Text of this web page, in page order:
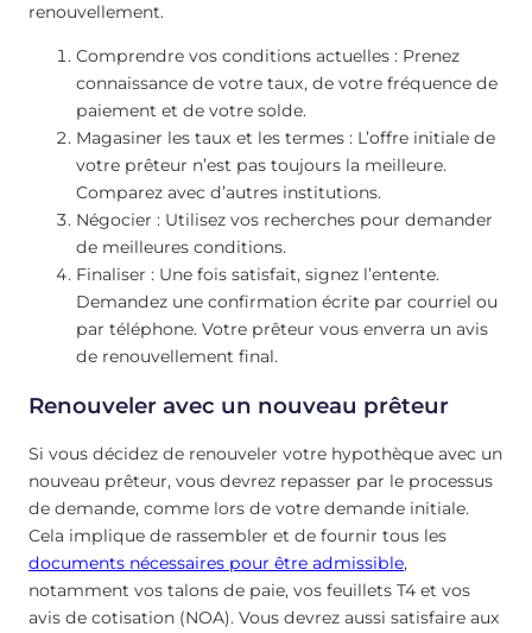
renouvellement.
Comprendre vos conditions actuelles : Prenez
connaissance de votre taux, de votre fréquence de
paiement et de votre solde.
Magasiner les taux et les termes : L’offre initiale de
votre prêteur n’est pas toujours la meilleure.
Comparez avec d’autres institutions.
Négocier : Utilisez vos recherches pour demander
de meilleures conditions.
Finaliser : Une fois satisfait, signez l’entente.
Demandez une confirmation écrite par courriel ou
par téléphone. Votre prêteur vous enverra un avis
de renouvellement final.
Renouveler avec un nouveau prêteur
Si vous décidez de renouveler votre hypothèque avec un
nouveau prêteur, vous devrez repasser par le processus
de demande, comme lors de votre demande initiale.
Cela implique de rassembler et de fournir tous les
documents nécessaires pour être admissible,
notamment vos talons de paie, vos feuillets T4 et vos
avis de cotisation (NOA). Vous devrez aussi satisfaire aux